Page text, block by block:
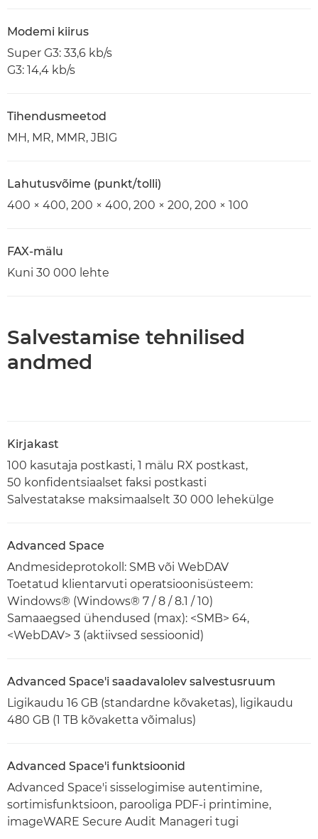
Modemi kiirus
Super G3: 33,6 kb/s
G3: 14,4 kb/s
Tihendusmeetod
MH, MR, MMR, JBIG
Lahutusvõime (punkt/tolli)
400 × 400, 200 × 400, 200 × 200, 200 × 100
FAX-mälu
Kuni 30 000 lehte
Salvestamise tehnilised
andmed
Kirjakast
100 kasutaja postkasti, 1 mälu RX postkast,
50 konfidentsiaalset faksi postkasti
Salvestatakse maksimaalselt 30 000 lehekülge
Advanced Space
Andmesideprotokoll: SMB või WebDAV
Toetatud klientarvuti operatsioonisüsteem:
Windows® (Windows® 7 / 8 / 8.1 / 10)
Samaaegsed ühendused (max): <SMB> 64,
<WebDAV> 3 (aktiivsed sessioonid)
Advanced Space'i saadavalolev salvestusruum
Ligikaudu 16 GB (standardne kõvaketas), ligikaudu
480 GB (1 TB kõvaketta võimalus)
Advanced Space'i funktsioonid
Advanced Space'i sisselogimise autentimine,
sortimisfunktsioon, parooliga PDF-i printimine,
imageWARE Secure Audit Manageri tugi